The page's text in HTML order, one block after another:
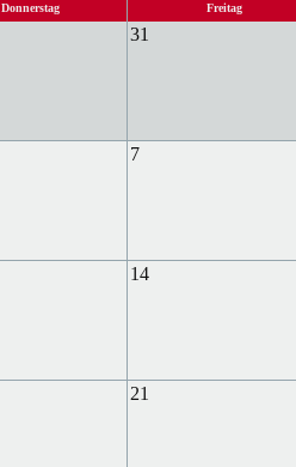
Donnerstag Freitag
31
7
14
21